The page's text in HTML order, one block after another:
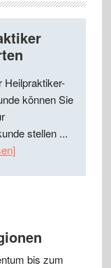
Heilpraktiker-
können Sie
stellen ...
bis zum